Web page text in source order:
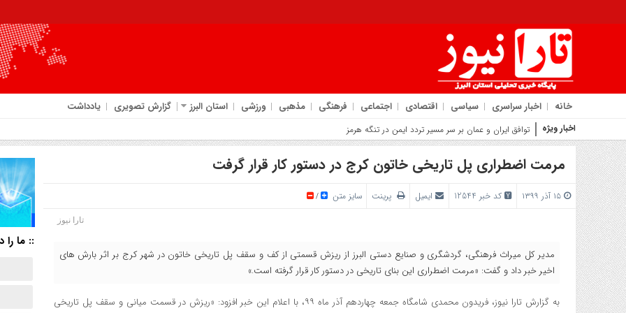
خانه اخبار سراسری سیاسی اقتصادی اجتماعی فرهنگی مذهبی ورزشی استان البرز گزارش تصویری یادداشت
اخبار ویژه روایت
مرمت اضطراری پل تاریخی خاتون کرج در دستور کار قرار گرفت
کد خبر 12544 ایمیل پرینت سایز متن /
تارا نیوز
مدیر کل میراث فرهنگی، گردشگری و صنایع دستی البرز از ریزش قسمتی از کف و سقف پل تاریخی خاتون در شهر کرج بر اثر بارش های
اخیر خبر داد و گفت: «مرمت اضطراری این بنای تاریخی در دستور کار قرار گرفته است.»
به گزارش تارا نیوز، فریدون محمدی شامگاه جمعه چهاردهم آذر ماه ۹۹، با اعلام این خبر افزود: «ریزش در قسمت میانی و سقف پل تاریخی
:: ما را